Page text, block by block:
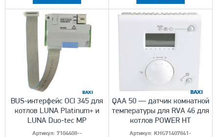
BUS-интерфейс OCI 345 для
котлов LUNA Platinum+ и
LUNA Duo-tec MP
Артикул: 7104408--
QAA 50 — датчик комнатной
температуры для RVA 46 для
котлов POWER HT
Артикул:KHG71407841-